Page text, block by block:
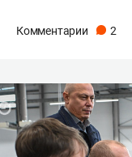
Комментарии 2